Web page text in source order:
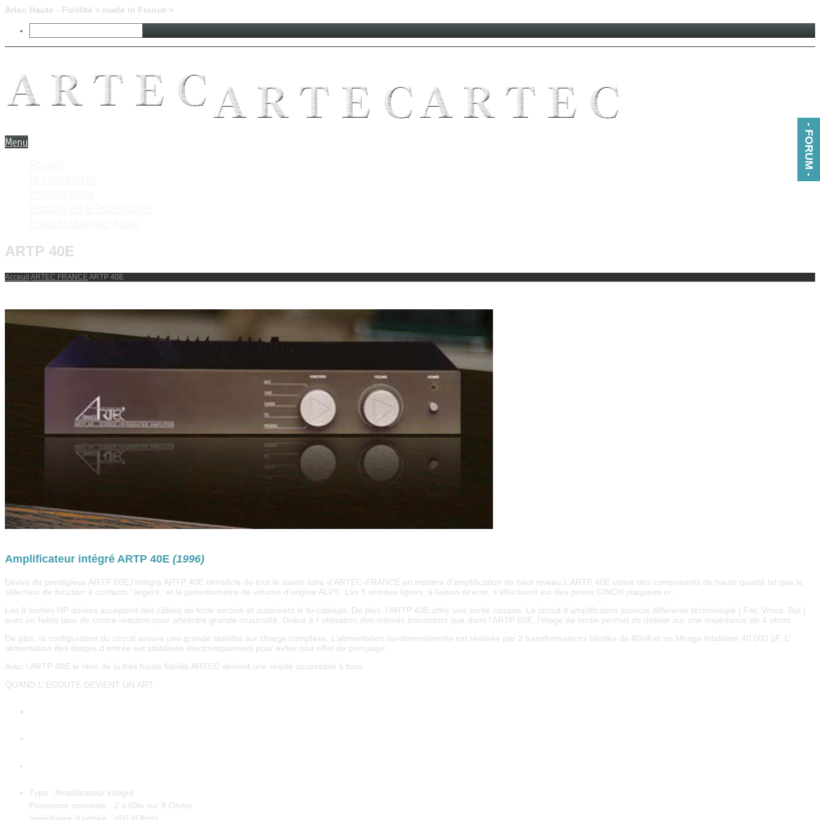
Artec Haute - Fidélité « made in France »
Menu
ARTP 40E
Acceuil ARTEC FRANCEARTP 40E
Amplificateur intégré ARTP 40E (1996)
Dérivé du prestigieux ARTP 60E,l’intégré ARTP 40E bénéficie de tout le savoir faire d’ARTEC-FRANCE en matière d’amplification de haut niveau.L’ARTP 40E utilise des composants de haute qualité tel que le
sélecteur de fonction à contacts ‘ argent ‘ et le potentiomètre de volume d’origine ALPS. Les 5 entrées lignes, à liaison directe, s’effectuent sur des prises CINCH plaquées or.
Les 8 sorties HP dorées acceptent des câbles de forte section et autorisent le bi-cablage. De plus, l’ARTP 40E offre une sortie casque. Le circuit d’amplification associe différente technologie ( Fet, Vmos, Bip )
avec un faible taux de contre réaction pour atteindre grande musicalité. Grâce à l’ utilisation des mêmes transistors que dans l’ARTP 60E, l’étage de sortie permet de débiter sur une impédance de 4 ohms.
De plus, la configuration du circuit assure une grande stabilité sur charge complexe. L’alimentation surdimensionnée est réalisée par 2 transformateurs blindés de 80VA et un filtrage totalisant 40 000 µF. L’
alimentation des étages d’entrée est stabilisée électroniquement pour éviter tout effet de pompage.
Avec l’ARTP 40E le rêve de la très haute fidélité ARTEC devient une réalité accessible à tous.
QUAND L’ ECOUTE DEVIENT UN ART
Type : Amplificateur intégré
Puissance nominale : 2 x 60w sur 8 Ohms
Impédance d'entrée : >50 kOhms
- FORUM -